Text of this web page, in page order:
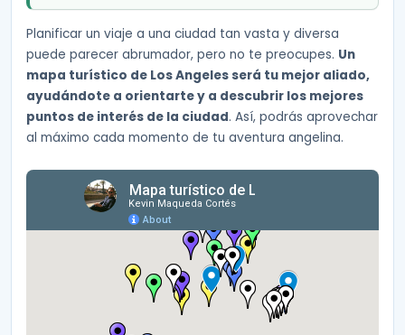
Planificar un viaje a una ciudad tan vasta y diversa
puede parecer abrumador, pero no te preocupes. Un
mapa turístico de Los Angeles será tu mejor aliado,
ayudándote a orientarte y a descubrir los mejores
puntos de interés de la ciudad. Así, podrás aprovechar
al máximo cada momento de tu aventura angelina.